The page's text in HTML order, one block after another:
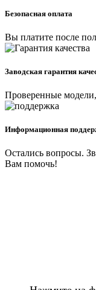
Безопасная оплата
Вы платите после
Заводская гарантия
Проверенные
Информационная
Остались вопросы.
Вам помочь!